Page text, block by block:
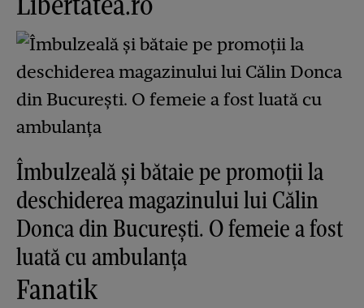
Îmbulzeală și bătaie pe promoții la
deschiderea magazinului lui Călin
Donca din București. O femeie a fost
luată cu ambulanța
Fanatik